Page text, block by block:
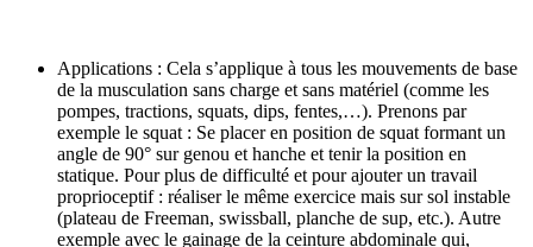
Applications : Cela s’applique à tous les mouvements de base
de la musculation sans charge et sans matériel (comme les
pompes, tractions, squats, dips, fentes,…). Prenons par
exemple le squat : Se placer en position de squat formant un
angle de 90° sur genou et hanche et tenir la position en
statique. Pour plus de difficulté et pour ajouter un travail
proprioceptif : réaliser le même exercice mais sur sol instable
(plateau de Freeman, swissball, planche de sup, etc.). Autre
exemple avec le gainage de la ceinture abdominale qui,